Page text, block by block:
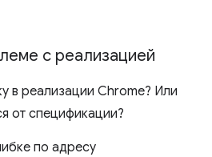
с реализацией
в реализации Chrome? Или
от спецификации?
по адресу